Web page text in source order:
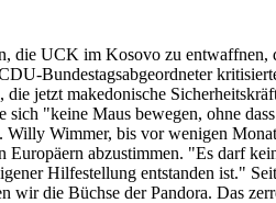
die UCK im Kosovo zu
Bundestagsabgeordneter
jetzt makedonische
"keine Maus bewegen, ohne
Wimmer, bis vor wenigen
abzustimmen. "Es darf
Hilfestellung entstanden ist."
die Büchse der Pandora. Das